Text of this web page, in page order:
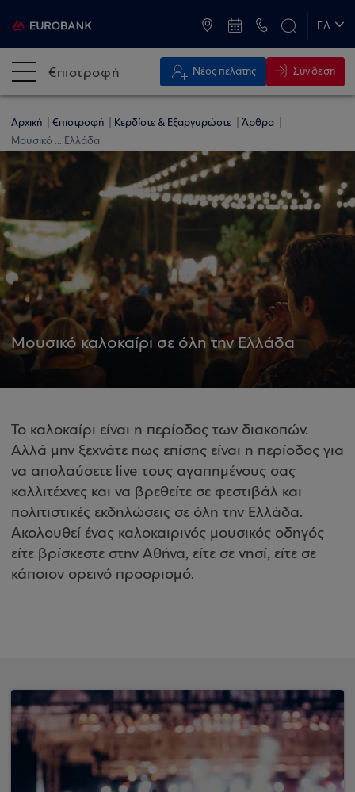
ΕΛ
€πιστροφή Νέος πελάτης Σύνδεση
Αρχική €πιστροφή Κερδίστε & Εξαργυρώστε
Άρθρα
Μουσικό ... Ελλάδα
Μουσικό καλοκαίρι σε όλη την Ελλάδα
Το καλοκαίρι είναι η περίοδος των διακοπών.
Αλλά μην ξεχνάτε πως επίσης είναι η περίοδος για
να απολαύσετε live τους αγαπημένους σας
καλλιτέχνες και να βρεθείτε σε φεστιβάλ και
πολιτιστικές εκδηλώσεις σε όλη την Ελλάδα.
Ακολουθεί ένας καλοκαιρινός μουσικός οδηγός
είτε βρίσκεστε στην Αθήνα, είτε σε νησί, είτε σε
κάποιον ορεινό προορισμό.